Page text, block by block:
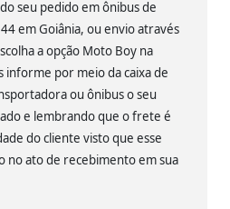
seu pedido em ônibus de
em Goiânia, ou envio através
a opção Moto Boy na
informe por meio da caixa de
ou ônibus o seu
e lembrando que o frete é
do cliente visto que esse
no ato de recebimento em sua